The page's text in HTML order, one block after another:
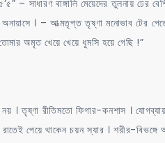
– সাধারণ বাঙ্গালি মেয়েদের তুলনায়
। – আত্মতৃপ্ত তৃষ্ণা মনোভাব টের
অমৃত খেয়ে খেয়ে ধুমসি হয়ে গেছি !”
। তৃষ্ণা রীতিমতো ফিগার-কনশাস ।
পেয়ে থাকেন চয়ন স্যার । শরীর-